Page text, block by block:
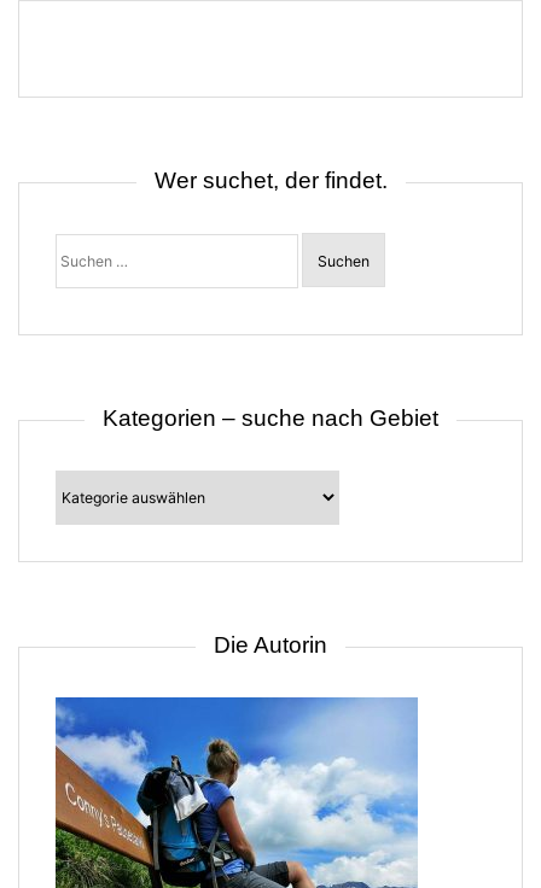
Wer suchet, der findet.
Suchen
nach:
Kategorien – suche nach Gebiet
Kategorien
–
suche
nach
Die Autorin